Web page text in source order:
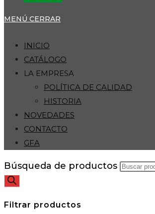
MENÚ CERRAR
INICIO
CATÁLOGO
LA EMPRESA
POLÍTICA DE CALIDAD
HISTORIA
NOVEDADES
CONTACTO
GFA
Búsqueda de productos
Filtrar productos